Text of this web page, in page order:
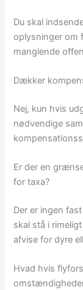
Du skal
oplysninger om
manglende
Dækker
Nej, kun hvis
nødvendige
Er der en
for taxa?
Der er ingen
skal stå i
afvise for dyre
Hvad hvis